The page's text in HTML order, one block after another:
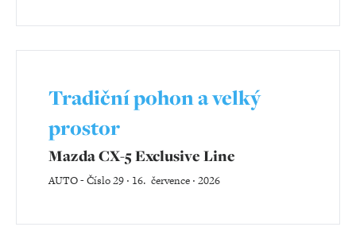
Tradiční pohon a velký
prostor
Mazda CX-5 Exclusive Line
AUTO-Číslo 29 ‧ 16. července ‧ 2026